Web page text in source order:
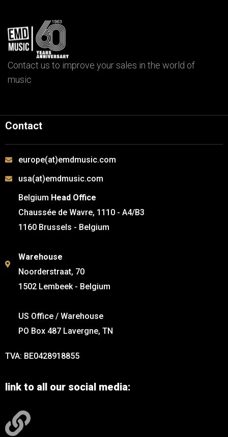
Contact us to improve your sales in the world of
music
Contact
europe(at)emdmusic.com
usa(at)emdmusic.com
Belgium Head Office
Chaussée de Wavre, 1110 - A4/B3
1160 Brussels - Belgium
Warehouse
Noorderstraat, 70
1502 Lembeek - Belgium
US Office / Warehouse
PO Box 487 Lavergne, TN
TVA: BE0428918855
link to all our social media: